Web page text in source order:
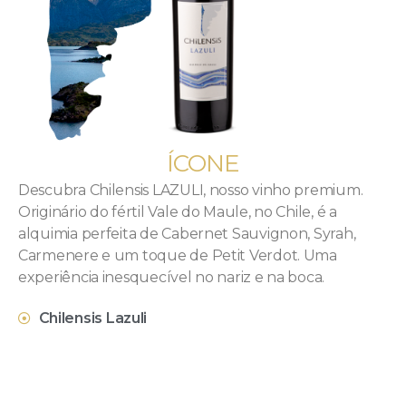
ÍCONE
Descubra Chilensis LAZULI, nosso vinho premium.
Originário do fértil Vale do Maule, no Chile, é a
alquimia perfeita de Cabernet Sauvignon, Syrah,
Carmenere e um toque de Petit Verdot. Uma
experiência inesquecível no nariz e na boca.
Chilensis Lazuli